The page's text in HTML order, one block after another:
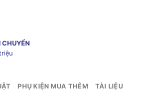
CHUYỂN
PHỤ KIỆN MUA THÊM TÀI LIỆU